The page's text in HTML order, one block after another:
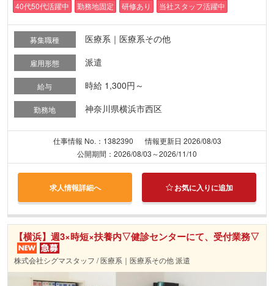
40代50代活躍中
勤務地固定 研修あり 当社スタッフ活躍中
募集職種 医療系｜医療系その他
雇用形態 派遣
給与 時給 1,300円～
勤務地 神奈川県横浜市西区
仕事情報 No.：1382390
情報更新日 2026/08/03
公開期間：2026/08/03～2026/11/10
求人情報詳細へ お気に入りに追加
【横浜】週3×時短×扶養内▽健診センターにて、受付業務▽
株式会社シグマスタッフ / 医療系｜医療系その他 派遣